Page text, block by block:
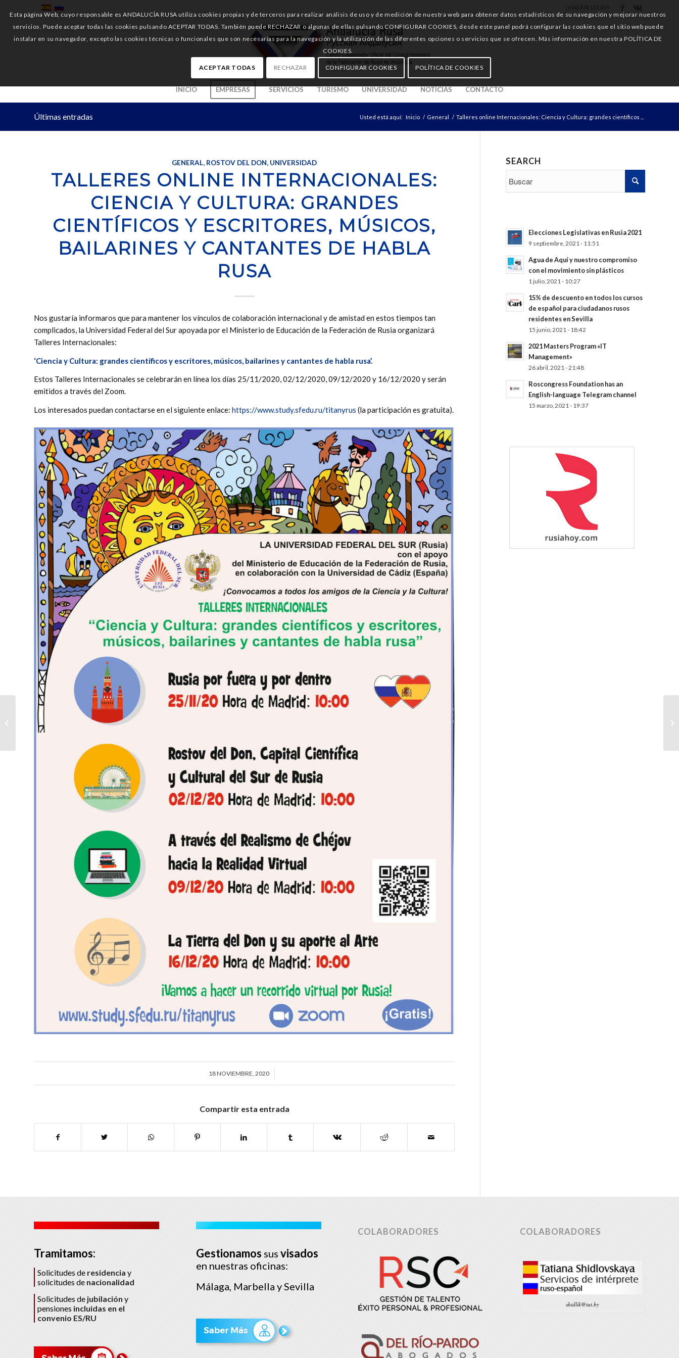
INICIO EMPRESAS SERVICIOS TURISMO UNIVERSIDAD NOTICIAS CONTACTO
Últimas entradas Usted está aquí: Inicio / General / Talleres online Internacionales: Ciencia y Cultura: grandes científicos ...
GENERAL, ROSTOV DEL DON, UNIVERSIDAD
TALLERES ONLINE INTERNACIONALES:
CIENCIA Y CULTURA: GRANDES
CIENTÍFICOS Y ESCRITORES, MÚSICOS,
BAILARINES Y CANTANTES DE HABLA
RUSA
Nos gustaría informaros que para mantener los vínculos de colaboración internacional y de amistad en estos tiempos tan
complicados, la Universidad Federal del Sur apoyada por el Ministerio de Educación de la Federación de Rusia organizará
Talleres Internacionales:
‘Ciencia y Cultura: grandes científicos y escritores, músicos, bailarines y cantantes de habla rusa’.
Estos Talleres Internacionales se celebrarán en línea los días 25/11/2020, 02/12/2020, 09/12/2020 y 16/12/2020 y serán
emitidos a través del Zoom.
Los interesados puedan contactarse en el siguiente enlace: https://www.study.sfedu.ru/titanyrus (la participación es gratuita).
18 NOVIEMBRE, 2020
/
Compartir esta entrada
SEARCH
Elecciones Legislativas en Rusia 2021
9 septiembre, 2021 - 11:51
Agua de Aquí y nuestro compromiso
con el movimiento sin plásticos
1 julio, 2021 - 10:27
15% de descuento en todos los cursos
de español para ciudadanos rusos
residentes en Sevilla
15 junio, 2021 - 18:42
2021 Masters Program «IT
Management»
26 abril, 2021 - 21:48
Roscongress Foundation has an
English-language Telegram channel
15 marzo, 2021 - 19:37
Tramitamos:
Solicitudes de residencia y
solicitudes de nacionalidad
Solicitudes de jubilación y
pensiones incluidas en el
convenio ES/RU
Gestionamos sus visados
en nuestras oficinas:
Málaga, Marbella y Sevilla
COLABORADORES COLABORADORES
shidlik@tut.by
Respuesta del
Ministerio de Asuntos
Exteriores de Rusia al
Esta página Web, cuyo responsable es ANDALUCÍA RUSA utiliza cookies propias y de terceros para realizar análisis de uso y de medición de nuestra web para obtener datos estadísticos de su navegación y mejorar nuestros
servicios. Puede aceptar todas las cookies pulsando ACEPTAR TODAS. También puede RECHAZAR o algunas de ellas pulsando CONFIGURAR COOKIES, desde este panel podrá configurar las cookies que el sitio web puede
instalar en su navegador, excepto las cookies técnicas o funcionales que son necesarias para la navegación y la utilización de las diferentes opciones o servicios que se ofrecen. Más información en nuestra POLÍTICA DE
COOKIES.
ACEPTAR TODAS RECHAZAR CONFIGURAR COOKIES POLÍTICA DE COOKIES